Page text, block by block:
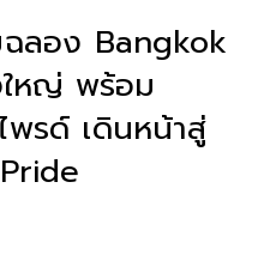
ลอง Bangkok
หญ่ พร้อม
รด์ เดินหน้าสู่